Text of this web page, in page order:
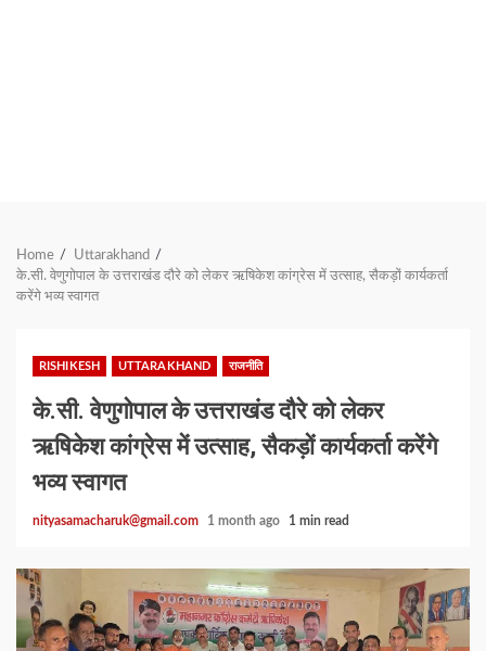
Home
Uttarakhand
के.सी. वेणुगोपाल के उत्तराखंड दौरे को लेकर ऋषिकेश कांग्रेस में उत्साह, सैकड़ों कार्यकर्ता
करेंगे भव्य स्वागत
RISHIKESH UTTARAKHAND राजनीति
के.सी. वेणुगोपाल के उत्तराखंड दौरे को लेकर
ऋषिकेश कांग्रेस में उत्साह, सैकड़ों कार्यकर्ता करेंगे
भव्य स्वागत
nityasamacharuk@gmail.com 1 month ago 1 min read